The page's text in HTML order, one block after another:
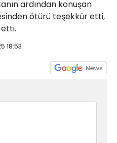
ardından konuşan
ötürü teşekkür etti,
18:53